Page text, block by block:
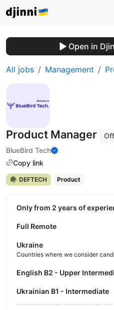
Open in
All jobs Management
Product Manager
BlueBird Tech
Copy link
🪖 DEFTECH Product
Only from 2 years of
Full Remote
Ukraine
Countries where we consider
English B2 - Upper
Ukrainian B1 - Intermediate